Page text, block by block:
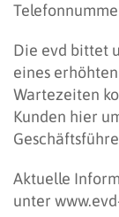
Die evd bittet
eines
Wartezeiten
Kunden hier
Aktuelle
unter